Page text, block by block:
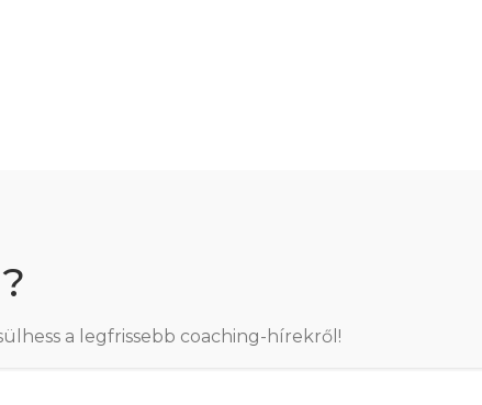
a legfrissebb coaching-hírekről!